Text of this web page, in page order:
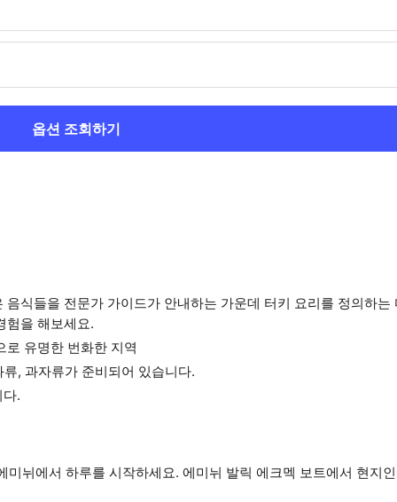
옵션 조회하기
식들을 전문가 가이드가 안내하는 가운데 터키 요리를 정의하는
험을 해보세요.
로 유명한 번화한 지역
, 과자류가 준비되어 있습니다.
.
뉘에서 하루를 시작하세요. 에미뉘 발릭 에크멕 보트에서 현지